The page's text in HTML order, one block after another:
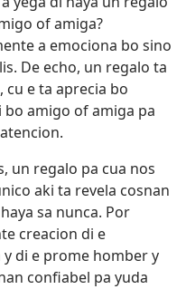
of amiga?
a emociona bo sino
De echo, un regalo ta
cu e ta aprecia bo
amigo of amiga pa
un regalo pa cua nos
aki ta revela cosnan
sa nunca. Por
creacion di e
di e prome homber y
confiabel pa yuda